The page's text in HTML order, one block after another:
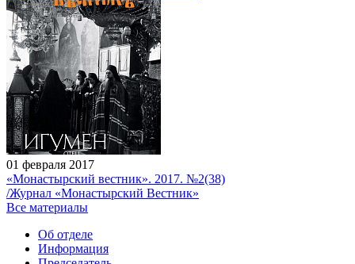
01 февраля 2017
«Монастырский вестник». 2017. №2(38)
/Журнал «Монастырский Вестник»
Все материалы
Об отделе
Информация